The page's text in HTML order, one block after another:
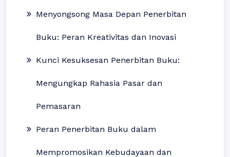
Menyongsong Masa Depan Penerbitan
Buku: Peran Kreativitas dan Inovasi
Kunci Kesuksesan Penerbitan Buku:
Mengungkap Rahasia Pasar dan
Pemasaran
Peran Penerbitan Buku dalam
Mempromosikan Kebudayaan dan